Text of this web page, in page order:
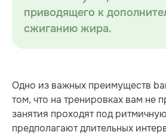
приводящего к
сжиганию жира.
Одно из важных преимуществ
том, что на тренировках вам не
занятия проходят под
предполагают длительных